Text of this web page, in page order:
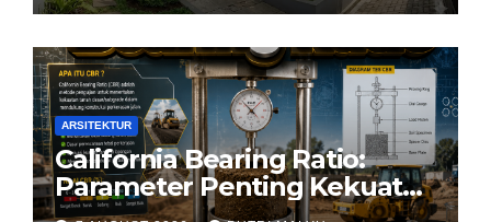
ARSITEKTUR
California Bearing Ratio:
Parameter Penting Kekuatan
Tanah Konstruksi